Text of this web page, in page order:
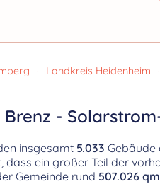
· Landkreis Heidenheim ·
-
insgesamt 5.033 Gebäude
ein großer Teil der
Gemeinde rund 507.026 qm